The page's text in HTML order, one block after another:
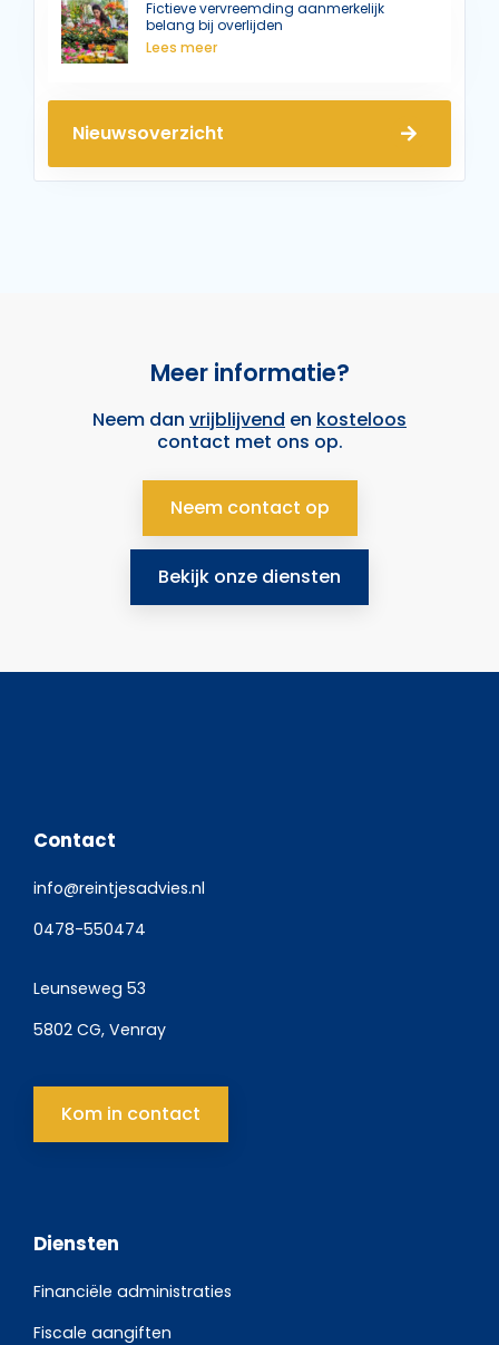
Fictieve vervreemding aanmerkelijk
belang bij overlijden
Lees meer
Nieuwsoverzicht
Meer informatie?
Neem dan vrijblijvend en kosteloos
contact met ons op.
Neem contact op
Bekijk onze diensten
Contact
info@reintjesadvies.nl
0478-550474
Leunseweg 53
5802 CG, Venray
Kom in contact
Diensten
Financiële administraties
Fiscale aangiften